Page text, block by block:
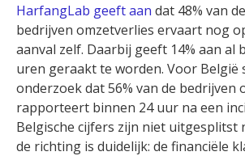
HarfangLab geeft aan dat 48% van
bedrijven omzetverlies ervaart nog
aanval zelf. Daarbij geeft 14% aan al
uren geraakt te worden. Voor België
onderzoek dat 56% van de bedrijven
rapporteert binnen 24 uur na een
Belgische cijfers zijn niet uitgesplitst
de richting is duidelijk: de financiële